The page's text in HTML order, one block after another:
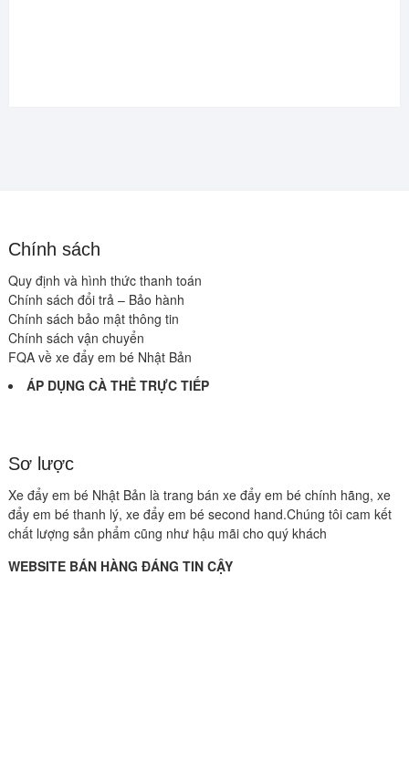
Chính sách
Quy định và hình thức thanh toán
Chính sách đổi trả – Bảo hành
Chính sách bảo mật thông tin
Chính sách vận chuyển
FQA về xe đẩy em bé Nhật Bản
ÁP DỤNG CÀ THẺ TRỰC TIẾP
Sơ lược
Xe đẩy em bé Nhật Bản là trang bán xe đẩy em bé chính hãng, xe
đẩy em bé thanh lý, xe đẩy em bé second hand.Chúng tôi cam kết
chất lượng sản phẩm cũng như hậu mãi cho quý khách
WEBSITE BÁN HÀNG ĐÁNG TIN CẬY